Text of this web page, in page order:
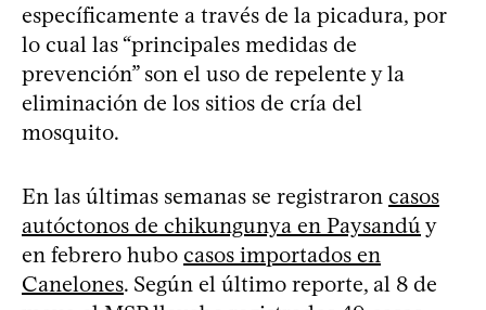
específicamente a través de la picadura, por
lo cual las “principales medidas de
prevención” son el uso de repelente y la
eliminación de los sitios de cría del
mosquito.
En las últimas semanas se registraron casos
autóctonos de chikungunya en Paysandú y
en febrero hubo casos importados en
Canelones. Según el último reporte, al 8 de